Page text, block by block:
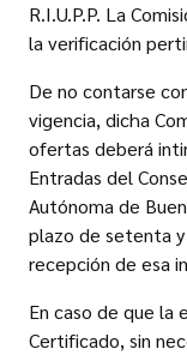
R.I.U.P.P. La
la verificación
De no contarse
vigencia, dicha
ofertas deberá
Entradas del
Autónoma de
plazo de setenta
recepción de esa
En caso de que la
Certificado, sin